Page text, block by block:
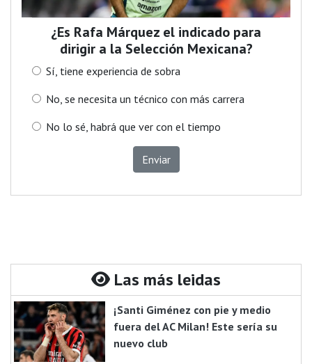
¿Es Rafa Márquez el indicado para
dirigir a la Selección Mexicana?
Sí, tiene experiencia de sobra
No, se necesita un técnico con más carrera
No lo sé, habrá que ver con el tiempo
Enviar
Las más leidas
¡Santi Giménez con pie y medio
fuera del AC Milan! Este sería su
nuevo club